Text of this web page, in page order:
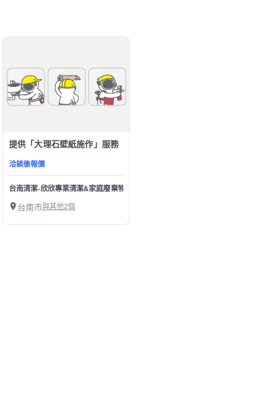
提供「大理石壁紙施作」服務
洽談後報價
台南清潔-欣欣專業清潔&家庭廢棄物&裝潢 壁紙拆除&水塔清洗&房屋清潔
台南市與其他2個